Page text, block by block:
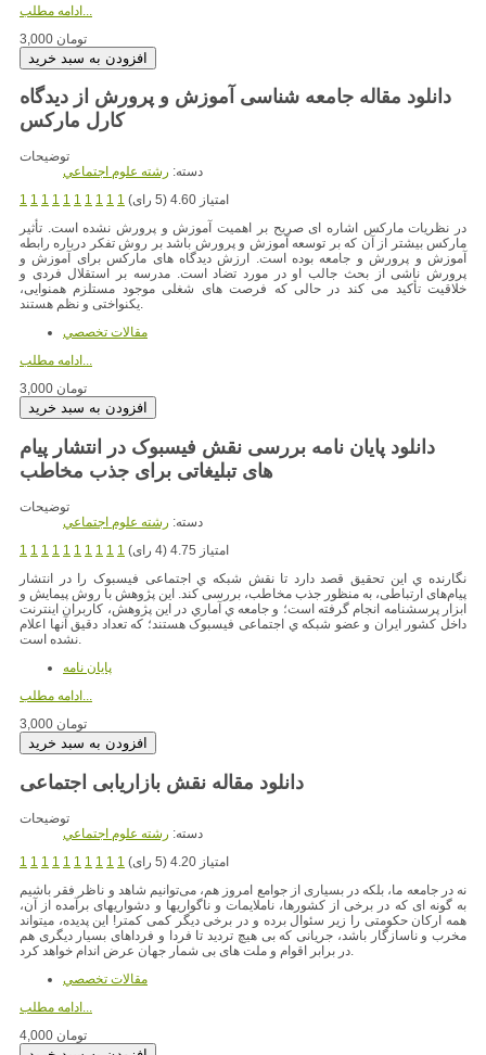
3,000 تومان
دانلود مقاله جامعه شناسی آموزش و پرورش از دیدگاه
کارل مارکس
توضیحات
دسته: رشته علوم اجتماعي
1 1 1 1 1 1 1 1 1 1
امتیاز 4.60 (5 رای)
در نظریات مارکس اشاره ای صریح بر اهمیت آموزش و پرورش نشده است. تأثیر
مارکس بیشتر از آن که بر توسعه آموزش و پرورش باشد بر روش تفکر درباره رابطه
آموزش و پرورش و جامعه بوده است. ارزش دیدگاه های مارکس برای آموزش و
پرورش ناشی از بحث جالب او در مورد تضاد است. مدرسه بر استقلال فردی و
خلاقیت تأکید می کند در حالی که فرصت های شغلی موجود مستلزم همنوایی،
یکنواختی و نظم هستند.
مقالات تخصصي
ادامه مطلب...
3,000 تومان
دانلود پایان نامه بررسی نقش فیسبوک در انتشار پیام
های تبلیغاتی برای جذب مخاطب
توضیحات
دسته: رشته علوم اجتماعي
1 1 1 1 1 1 1 1 1 1
امتیاز 4.75 (4 رای)
نگارنده ي این تحقیق قصد دارد تا نقش شبکه ي اجتماعی فیسبوک را در انتشار
پیام‌های ارتباطی، به منظور جذب مخاطب، بررسی کند. این پژوهش با روش پیمایش و
ابزار پرسشنامه انجام گرفته است؛ و جامعه ي آماري در اين پژوهش، کاربران اینترنت
داخل کشور ایران و عضو شبکه ي اجتماعی فیسبوک هستند؛ که تعداد دقیق آنها اعلام
نشده است.
پایان نامه
ادامه مطلب...
3,000 تومان
توضیحات
دسته: رشته علوم اجتماعي
1 1 1 1 1 1 1 1 1 1
امتیاز 4.20 (5 رای)
نه در جامعه ما، بلکه در بسیاری از جوامع امروز هم، می‌توانیم شاهد و ناظر فقر باشیم
به گونه ای که در برخی از کشورها، ناملایمات و ناگواریها و دشواریهای برآمده از آن،
همه ارکان حکومتی را زیر سئوال برده و در برخی دیگر کمی کمتر! این پدیده، میتواند
مخرب و ناسازگار باشد، جریانی که بی هیچ تردید تا فردا و فرداهای بسیار دیگری هم
در برابر اقوام و ملت های بی شمار جهان عرض اندام خواهد کرد.
مقالات تخصصي
ادامه مطلب...
4,000 تومان